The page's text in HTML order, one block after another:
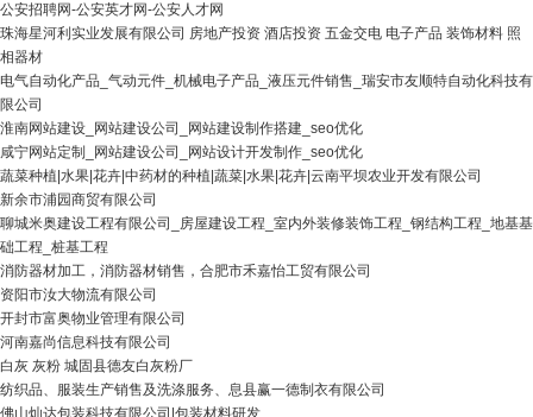
公安招聘网-公安英才网-公安人才网
珠海星河利实业发展有限公司 房地产投资 酒店投资 五金交电 电子产品 装饰材料 照
相器材
电气自动化产品_气动元件_机械电子产品_液压元件销售_瑞安市友顺特自动化科技有
限公司
淮南网站建设_网站建设公司_网站建设制作搭建_seo优化
咸宁网站定制_网站建设公司_网站设计开发制作_seo优化
蔬菜种植|水果|花卉|中药材的种植|蔬菜|水果|花卉|云南平坝农业开发有限公司
新余市浦园商贸有限公司
聊城米奥建设工程有限公司_房屋建设工程_室内外装修装饰工程_钢结构工程_地基基
础工程_桩基工程
消防器材加工，消防器材销售，合肥市禾嘉怡工贸有限公司
资阳市汝大物流有限公司
开封市富奥物业管理有限公司
河南嘉尚信息科技有限公司
白灰 灰粉 城固县德友白灰粉厂
纺织品、服装生产销售及洗涤服务、息县赢一德制衣有限公司
佛山灿达包装科技有限公司|包装材料研发